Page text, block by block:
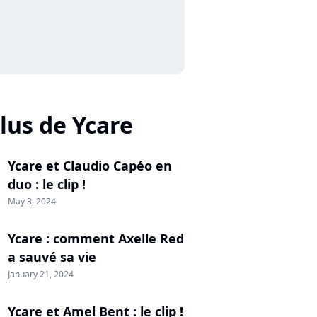
de Ycare
Ycare et Claudio Capéo en
duo : le clip !
May 3, 2024
Ycare : comment Axelle Red
a sauvé sa vie
January 21, 2024
Ycare et Amel Bent : le clip !